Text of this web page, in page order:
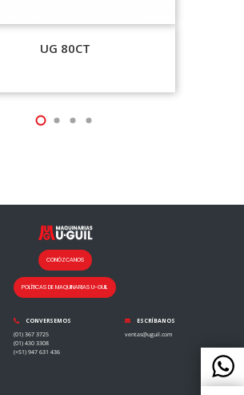
UG 80CT
CONÓZCANOS
POLÍTICAS DE MAQUINARIAS U-GUIL
CONVERSEMOS
(01) 367 3725
(01) 430 3308
(+51) 947 631 436
ESCRÍBANOS
ventas@uguil.com